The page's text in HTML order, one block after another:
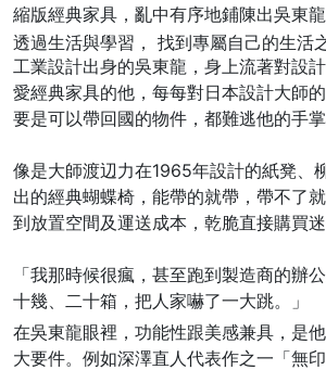
縮版經典家具，亂中有序地鋪陳出吳東龍
透過生活與學習， 找到專屬自己的生活
工業設計出身的吳東龍，身上流著對設
愛經典家具的他，每每對日本設計大師
要是可以帶回國的物件，都難逃他的手掌
像是大師渡辺力在1965年設計的紙凳、
出的經典蝴蝶椅，能帶的就帶，帶不了
到放置空間及運送成本，乾脆直接購買迷
「我那時候很瘋，甚至跑到製造商的辦
十幾、二十箱，把人家嚇了一大跳。」
在吳東龍眼裡，功能性跟美感兼具，是
大要件。例如深澤直人代表作之一「無